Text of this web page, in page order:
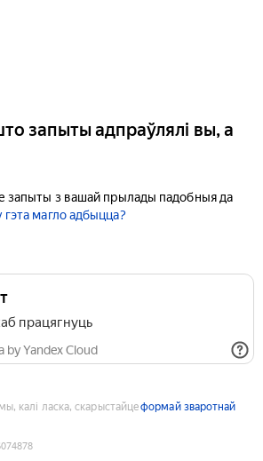
запыты адпраўлялі вы, а
запыты з вашай прылады падобныя да
магло адбыцца?
працягнуць
by Yandex Cloud
калі ласка, скарыстайцеформай зваротнай